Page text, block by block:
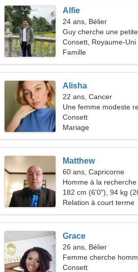
Alfie
24 ans, Bélier
Guy cherche une
Consett, Royaume-Uni
Famille
Alisha
22 ans, Cancer
Une femme modeste
passionnée
Consett
Mariage
Matthew
60 ans, Capricorne
Homme à la
182 cm (6'0"), 94 kg
Relation à court terme
Grace
26 ans, Bélier
Femme cherche
Consett